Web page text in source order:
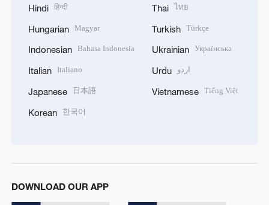
Hindi हिन्दी
Hungarian Magyar
Indonesian Bahasa Indonesia
Italian Italiano
Japanese 日本語
Korean 한국어
Thai ไทย
Turkish Türkçe
Ukrainian Українська
Urdu اردو
Vietnamese Tiếng Việt
DOWNLOAD OUR APP